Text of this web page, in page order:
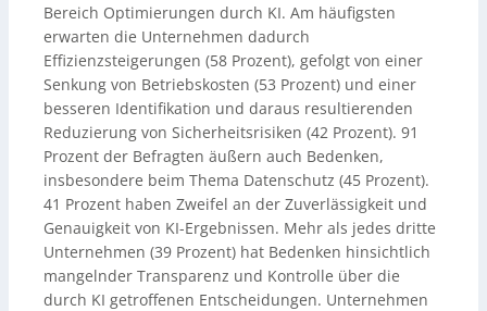
Bereich Optimierungen durch KI. Am häufigsten
erwarten die Unternehmen dadurch
Effizienzsteigerungen (58 Prozent), gefolgt von einer
Senkung von Betriebskosten (53 Prozent) und einer
besseren Identifikation und daraus resultierenden
Reduzierung von Sicherheitsrisiken (42 Prozent). 91
Prozent der Befragten äußern auch Bedenken,
insbesondere beim Thema Datenschutz (45 Prozent).
41 Prozent haben Zweifel an der Zuverlässigkeit und
Genauigkeit von KI-Ergebnissen. Mehr als jedes dritte
Unternehmen (39 Prozent) hat Bedenken hinsichtlich
mangelnder Transparenz und Kontrolle über die
durch KI getroffenen Entscheidungen. Unternehmen